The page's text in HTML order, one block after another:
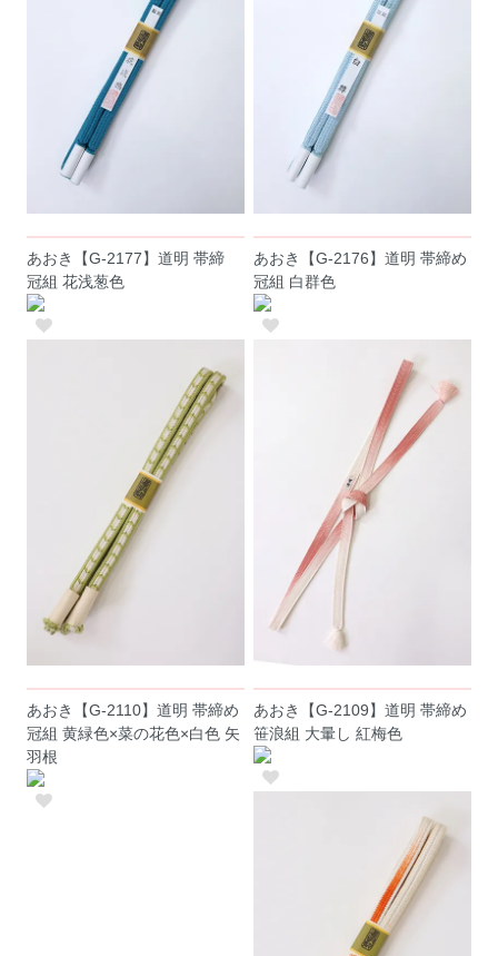
あおき【G-2177】道明 帯締
冠組 花浅葱色
あおき【G-2176】道明 帯締め
冠組 白群色
あおき【G-2110】道明 帯締め
冠組 黄緑色×菜の花色×白色 矢
羽根
あおき【G-2109】道明 帯締め
笹浪組 大暈し 紅梅色